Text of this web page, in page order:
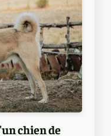
chien de